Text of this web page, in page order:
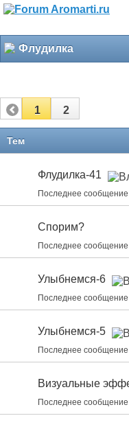
Флудилка
1 2
Тем
Флудилка-41
Последнее сообщение
Спорим?
Последнее сообщение
Улыбнемся-6
Последнее сообщение
Улыбнемся-5
Последнее сообщение
Визуальные
Последнее сообщение